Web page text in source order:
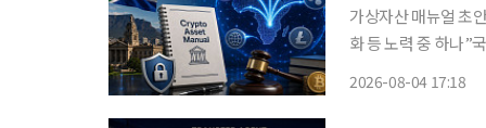
가상자산 매뉴얼 초
화 등 노력 중 하나”
2026-08-04 17:18